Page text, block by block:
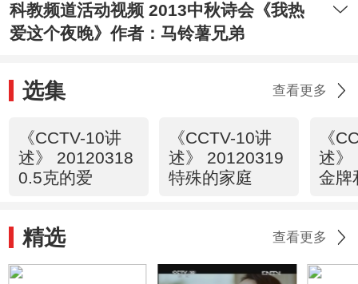
科教频道活动视频 2013中秋诗会《我热
爱这个夜晚》作者：马铃薯兄弟
选集 查看更多
《CCTV-10讲
述》 20120318
0.5克的爱
《CCTV-10讲
述》 20120319
特殊的家庭
《
述》
金牌
精选 查看更多